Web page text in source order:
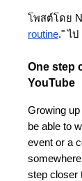
โพสต์โดย
routine." ไป
One step
YouTube
Growing
be able to
event or a
step closer